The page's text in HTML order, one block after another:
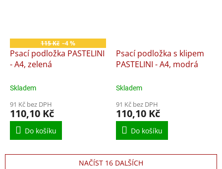
115 Kč –4 %
Psací podložka PASTELINI
- A4, zelená
Skladem
91 Kč bez DPH
110,10 Kč
Do košíku
Psací podložka s klipem
PASTELINI - A4, modrá
Skladem
91 Kč bez DPH
110,10 Kč
Do košíku
NAČÍST 16 DALŠÍCH